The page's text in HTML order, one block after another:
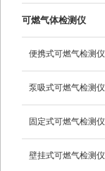
可燃气体检测仪
便携式可燃气检测仪
泵吸式可燃气检测仪
固定式可燃气检测仪
壁挂式可燃气检测仪